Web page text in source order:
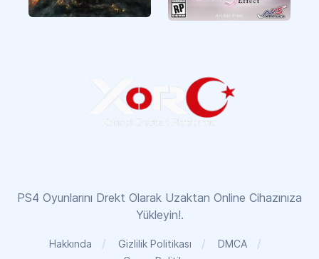
PS4 Oyunlarını Drekt Olarak Uzaktan Online Cihazınıza
Yükleyin!.
Hakkında Gizlilik Politikası
DMCA